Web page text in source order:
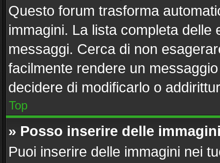
Questo forum trasforma
immagini. La lista completa delle
messaggi. Cerca di non
facilmente rendere un
decidere di modificarlo o
Top
» Posso inserire delle
Puoi inserire delle immagini nei